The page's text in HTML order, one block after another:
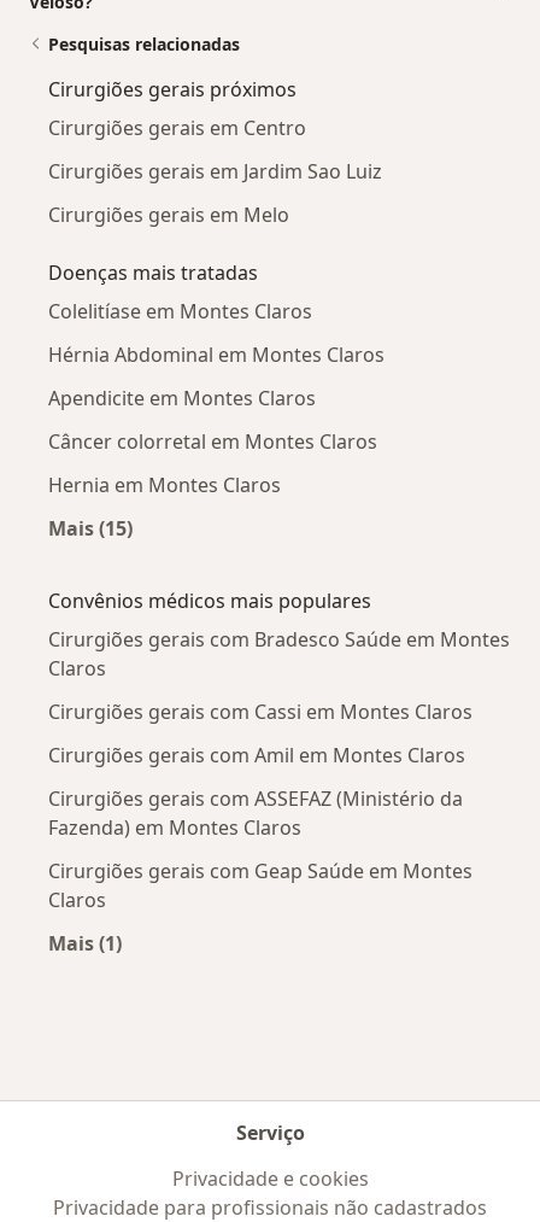
Pesquisas relacionadas
Cirurgiões gerais próximos
Cirurgiões gerais em Centro
Cirurgiões gerais em Jardim Sao Luiz
Cirurgiões gerais em Melo
Doenças mais tratadas
Colelitíase em Montes Claros
Hérnia Abdominal em Montes Claros
Apendicite em Montes Claros
Câncer colorretal em Montes Claros
Hernia em Montes Claros
Mais (15)
Convênios médicos mais populares
Cirurgiões gerais com Bradesco Saúde em Montes
Claros
Cirurgiões gerais com Cassi em Montes Claros
Cirurgiões gerais com Amil em Montes Claros
Cirurgiões gerais com ASSEFAZ (Ministério da
Fazenda) em Montes Claros
Cirurgiões gerais com Geap Saúde em Montes
Claros
Mais (1)
Serviço
Privacidade e cookies
Privacidade para profissionais não cadastrados